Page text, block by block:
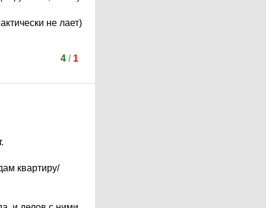
не лает)
4/ 1
квартиру/